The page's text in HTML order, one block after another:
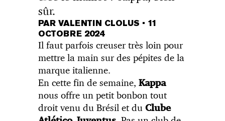
sûr.
PAR VALENTIN CLOLUS • 11
OCTOBRE 2024
Il faut parfois creuser très loin pour
mettre la main sur des pépites de la
marque italienne.
En cette fin de semaine,Kappa
nous offre un petit bonbon tout
droit venu du Brésil et duClube